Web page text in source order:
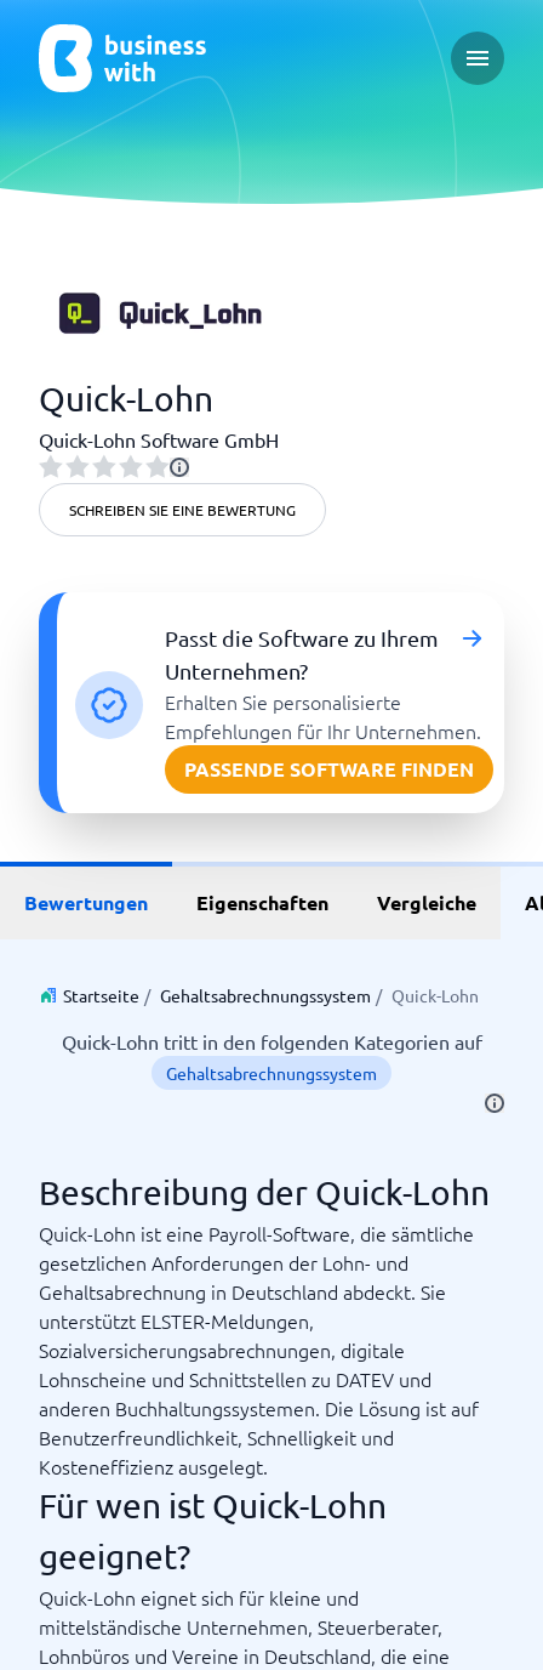
Open
Quick-Lohn
Quick-Lohn Software GmbH
SCHREIBEN SIE EINE BEWERTUNG
Passt die Software zu Ihrem
Unternehmen?
Erhalten Sie personalisierte
Empfehlungen für Ihr Unternehmen.
PASSENDE SOFTWARE FINDEN
Bewertungen Eigenschaften Vergleiche
Startseite / Gehaltsabrechnungssystem / Quick-Lohn
Quick-Lohn tritt in den folgenden Kategorien auf
Gehaltsabrechnungssystem
Beschreibung der Quick-Lohn
Quick-Lohn ist eine Payroll-Software, die sämtliche
gesetzlichen Anforderungen der Lohn- und
Gehaltsabrechnung in Deutschland abdeckt. Sie
unterstützt ELSTER-Meldungen,
Sozialversicherungsabrechnungen, digitale
Lohnscheine und Schnittstellen zu DATEV und
anderen Buchhaltungssystemen. Die Lösung ist auf
Benutzerfreundlichkeit, Schnelligkeit und
Kosteneffizienz ausgelegt.
Für wen ist Quick-Lohn
geeignet?
Quick-Lohn eignet sich für kleine und
mittelständische Unternehmen, Steuerberater,
Lohnbüros und Vereine in Deutschland, die eine